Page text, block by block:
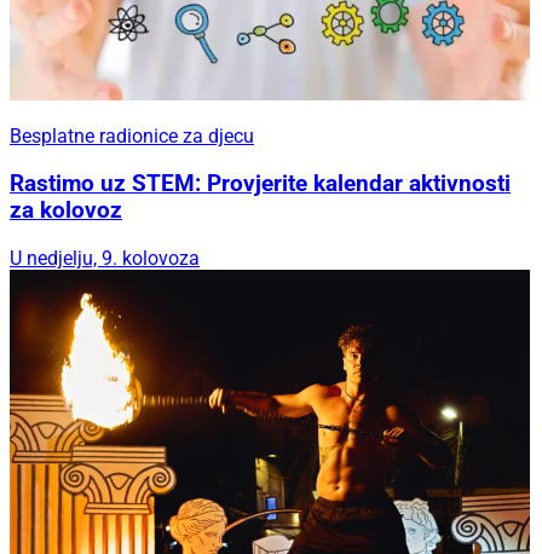
Besplatne radionice za djecu
Rastimo uz STEM: Provjerite kalendar aktivnosti
za kolovoz
U nedjelju, 9. kolovoza